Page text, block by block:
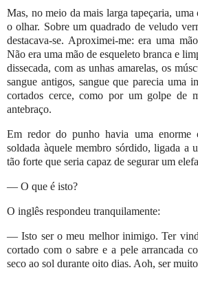
Mas, no meio da mais larga tapeçaria, uma
o olhar. Sobre um quadrado de veludo
destacava-se. Aproximei-me: era uma
Não era uma mão de esqueleto branca e
dissecada, com as unhas amarelas, os
sangue antigos, sangue que parecia uma
cortados cerce, como por um golpe de
antebraço.
Em redor do punho havia uma enorme
soldada àquele membro sórdido, ligada a
tão forte que seria capaz de segurar um
— O que é isto?
O inglês respondeu tranquilamente:
— Isto ser o meu melhor inimigo. Ter
cortado com o sabre e a pele arrancada
seco ao sol durante oito dias. Aoh, ser